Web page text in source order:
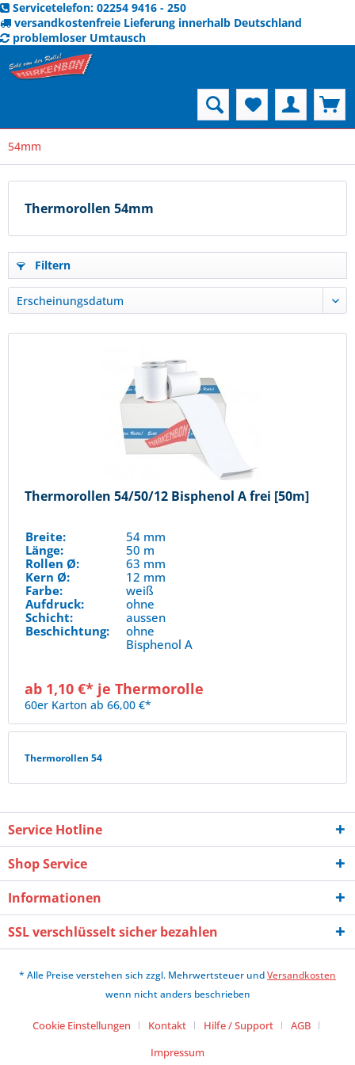
Servicetelefon: 02254 9416 - 250
versandkostenfreie Lieferung innerhalb Deutschland
problemloser Umtausch
54mm
Thermorollen 54mm
Filtern
Thermorollen 54/50/12 Bisphenol A frei [50m]
Breite:
54 mm
Länge:
50 m
Rollen Ø:
63 mm
Kern Ø:
12 mm
Farbe:
weiß
Aufdruck:
ohne
Schicht:
aussen
Beschichtung:
ohne
Bisphenol A
ab 1,10 €* je Thermorolle
60er Karton ab 66,00 €*
Thermorollen 54
Service Hotline
Shop Service
Informationen
SSL verschlüsselt sicher bezahlen
* Alle Preise verstehen sich zzgl. Mehrwertsteuer undVersandkosten
wenn nicht anders beschrieben
Cookie Einstellungen Kontakt Hilfe / Support
AGB
Impressum